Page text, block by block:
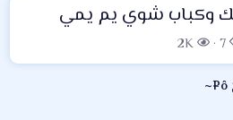
وكباب شوي يم يمي
ا
ل
ر
7
ا
ل
2K